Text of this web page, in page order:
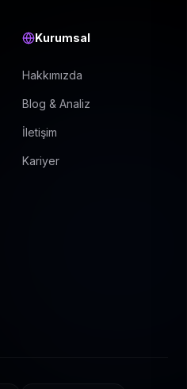
Kurumsal
Hakkımızda
Blog & Analiz
İletişim
Kariyer